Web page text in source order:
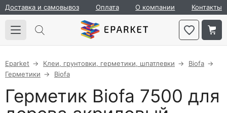
Доставка и самовывоз Оплата О компании Контакты
Eparket Клеи, грунтовки, герметики, шпатлевки
Biofa
Герметики
Biofa
Герметик Biofa 7500 для